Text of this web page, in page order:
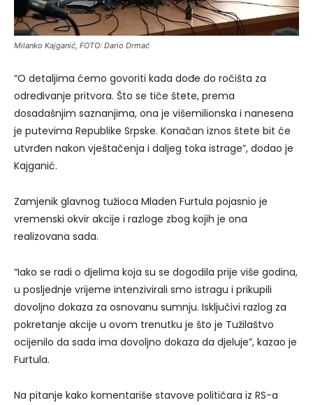
Milanko Kajganić, FOTO: Dario Drmać
“O detaljima ćemo govoriti kada dođe do ročišta za
određivanje pritvora. Što se tiče štete, prema
dosadašnjim saznanjima, ona je višemilionska i nanesena
je putevima Republike Srpske. Konačan iznos štete bit će
utvrđen nakon vještačenja i daljeg toka istrage”, dodao je
Kajganić.
Zamjenik glavnog tužioca Mladen Furtula pojasnio je
vremenski okvir akcije i razloge zbog kojih je ona
realizovana sada.
“Iako se radi o djelima koja su se dogodila prije više godina,
u posljednje vrijeme intenzivirali smo istragu i prikupili
dovoljno dokaza za osnovanu sumnju. Isključivi razlog za
pokretanje akcije u ovom trenutku je što je Tužilaštvo
ocijenilo da sada ima dovoljno dokaza da djeluje”, kazao je
Furtula.
Na pitanje kako komentariše stavove političara iz RS-a